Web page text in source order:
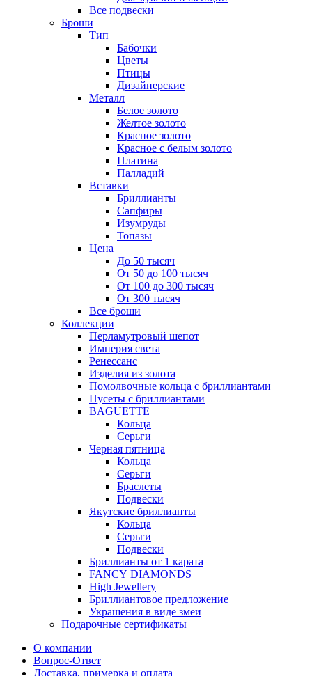
Все подвески
Броши
Тип
Бабочки
Цветы
Птицы
Дизайнерские
Металл
Белое золото
Желтое золото
Красное золото
Красное с белым золото
Платина
Палладий
Вставки
Бриллианты
Сапфиры
Изумруды
Топазы
Цена
До 50 тысяч
От 50 до 100 тысяч
От 100 до 300 тысяч
От 300 тысяч
Все броши
Коллекции
Перламутровый шепот
Империя света
Ренессанс
Изделия из золота
Помолвочные кольца с бриллиантами
Пусеты с бриллиантами
BAGUETTE
Кольца
Серьги
Черная пятница
Кольца
Серьги
Браслеты
Подвески
Якутские бриллианты
Кольца
Серьги
Подвески
Бриллианты от 1 карата
FANCY DIAMONDS
High Jewellery
Бриллиантовое предложение
Украшения в виде змеи
Подарочные сертификаты
О компании
Вопрос-Ответ
Доставка, примерка и оплата